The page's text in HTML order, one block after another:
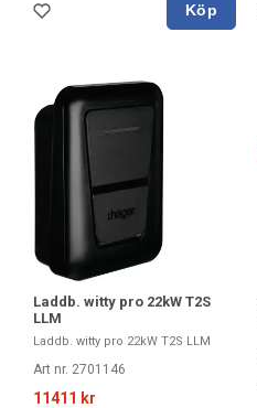
Köp
Laddb. witty pro 22kW T2S
LLM
Laddb. witty pro 22kW T2S LLM
Art nr. 2701146
11411 kr